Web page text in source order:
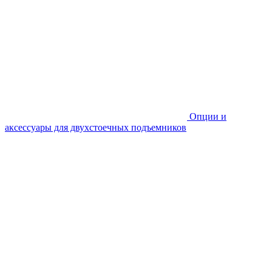
Опции и
аксессуары для двухстоечных подъемников